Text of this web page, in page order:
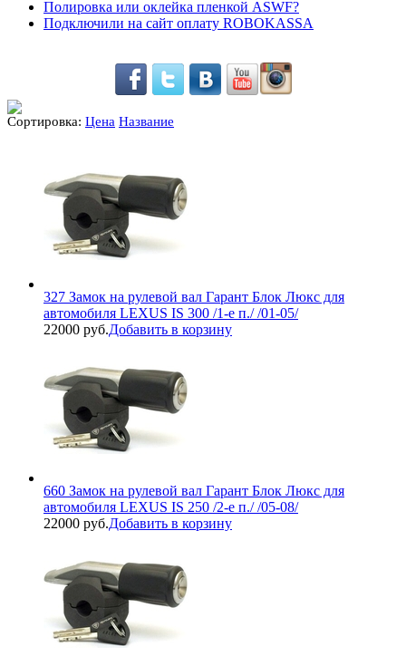
Полировка или оклейка пленкой ASWF?
Подключили на сайт оплату ROBOKASSA
Сортировка: Цена Название
327 Замок на рулевой вал Гарант Блок Люкс для
автомобиля LEXUS IS 300 /1-е п./ /01-05/
22000 руб.Добавить в корзину
660 Замок на рулевой вал Гарант Блок Люкс для
автомобиля LEXUS IS 250 /2-е п./ /05-08/
22000 руб.Добавить в корзину